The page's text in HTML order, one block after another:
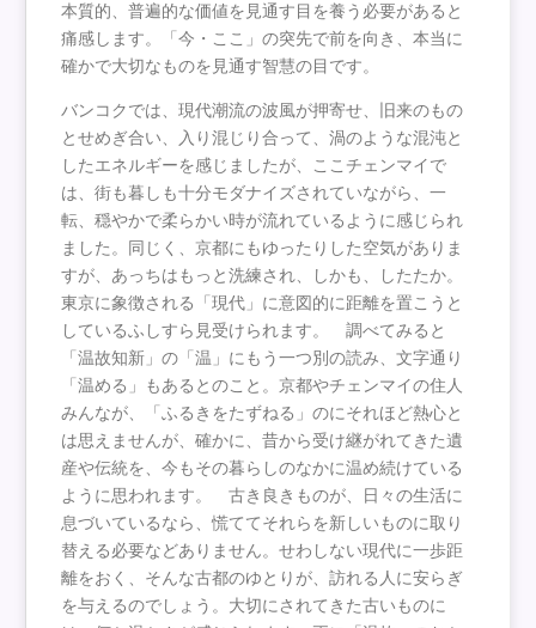
本質的、普遍的な価値を見通す目を養う必要があると
痛感します。「今・ここ」の突先で前を向き、本当に
確かで大切なものを見通す智慧の目です。
バンコクでは、現代潮流の波風が押寄せ、旧来のもの
とせめぎ合い、入り混じり合って、渦のような混沌と
したエネルギーを感じましたが、ここチェンマイで
は、街も暮しも十分モダナイズされていながら、一
転、穏やかで柔らかい時が流れているように感じられ
ました。同じく、京都にもゆったりした空気がありま
すが、あっちはもっと洗練され、しかも、したたか。
東京に象徴される「現代」に意図的に距離を置こうと
しているふしすら見受けられます。 調べてみると
「温故知新」の「温」にもう一つ別の読み、文字通り
「温める」もあるとのこと。京都やチェンマイの住人
みんなが、「ふるきをたずねる」のにそれほど熱心と
は思えませんが、確かに、昔から受け継がれてきた遺
産や伝統を、今もその暮らしのなかに温め続けている
ように思われます。 古き良きものが、日々の生活に
息づいているなら、慌ててそれらを新しいものに取り
替える必要などありません。せわしない現代に一歩距
離をおく、そんな古都のゆとりが、訪れる人に安らぎ
を与えるのでしょう。大切にされてきた古いものに